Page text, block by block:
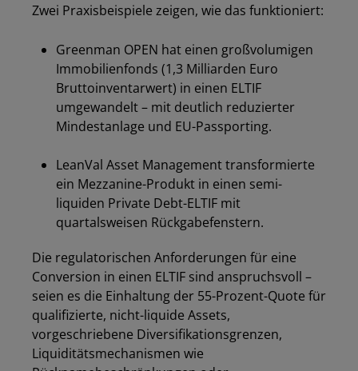
Zwei Praxisbeispiele zeigen, wie das funktioniert:
Greenman OPEN hat einen großvolumigen
Immobilienfonds (1,3 Milliarden Euro
Bruttoinventarwert) in einen ELTIF
umgewandelt – mit deutlich reduzierter
Mindestanlage und EU-Passporting.
LeanVal Asset Management transformierte
ein Mezzanine-Produkt in einen semi-
liquiden Private Debt-ELTIF mit
quartalsweisen Rückgabefenstern.
Die regulatorischen Anforderungen für eine
Conversion in einen ELTIF sind anspruchsvoll –
seien es die Einhaltung der 55-Prozent-Quote für
qualifizierte, nicht-liquide Assets,
vorgeschriebene Diversifikationsgrenzen,
Liquiditätsmechanismen wie
Los